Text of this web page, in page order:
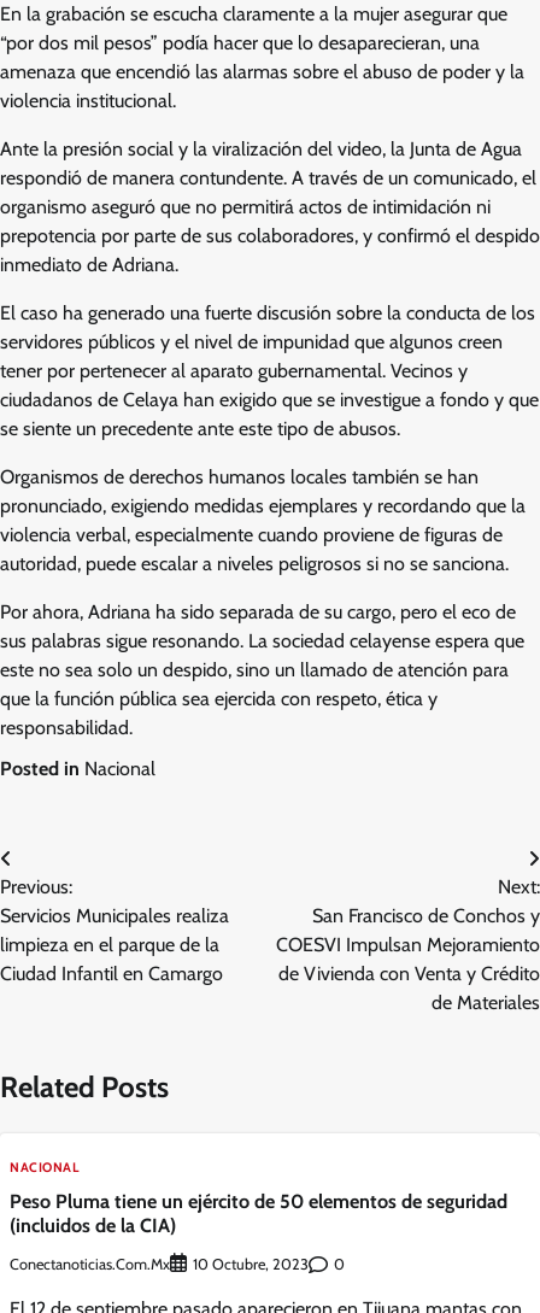
En la grabación se escucha claramente a la mujer asegurar que
“por dos mil pesos” podía hacer que lo desaparecieran, una
amenaza que encendió las alarmas sobre el abuso de poder y la
violencia institucional.
Ante la presión social y la viralización del video, la Junta de Agua
respondió de manera contundente. A través de un comunicado, el
organismo aseguró que no permitirá actos de intimidación ni
prepotencia por parte de sus colaboradores, y confirmó el despido
inmediato de Adriana.
El caso ha generado una fuerte discusión sobre la conducta de los
servidores públicos y el nivel de impunidad que algunos creen
tener por pertenecer al aparato gubernamental. Vecinos y
ciudadanos de Celaya han exigido que se investigue a fondo y que
se siente un precedente ante este tipo de abusos.
Organismos de derechos humanos locales también se han
pronunciado, exigiendo medidas ejemplares y recordando que la
violencia verbal, especialmente cuando proviene de figuras de
autoridad, puede escalar a niveles peligrosos si no se sanciona.
Por ahora, Adriana ha sido separada de su cargo, pero el eco de
sus palabras sigue resonando. La sociedad celayense espera que
este no sea solo un despido, sino un llamado de atención para
que la función pública sea ejercida con respeto, ética y
responsabilidad.
Posted in Nacional
Navegación
de
entradas
Previous:
Servicios Municipales realiza
limpieza en el parque de la
Ciudad Infantil en Camargo
Next:
San Francisco de Conchos y
COESVI Impulsan Mejoramiento
de Vivienda con Venta y Crédito
de Materiales
Related Posts
NACIONAL
Peso Pluma tiene un ejército de 50 elementos de seguridad
(incluidos de la CIA)
Conectanoticias.com.mx 10 Octubre, 2023 0